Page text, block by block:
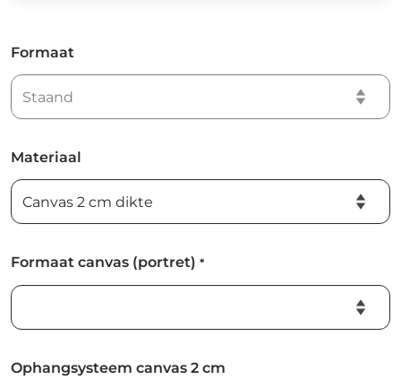
Formaat
Materiaal
Formaat canvas (portret) *
Ophangsysteem canvas 2 cm